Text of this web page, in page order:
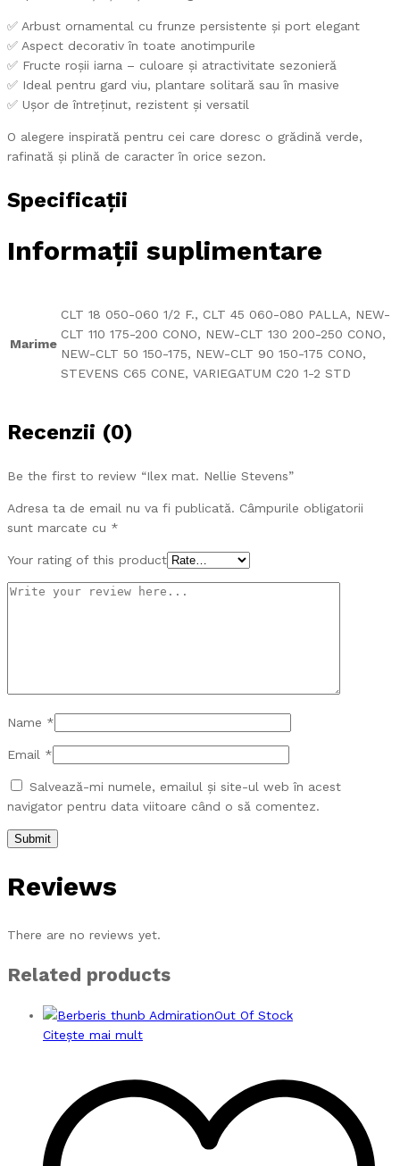
✅ Arbust ornamental cu frunze persistente și port elegant
✅ Aspect decorativ în toate anotimpurile
✅ Fructe roșii iarna – culoare și atractivitate sezonieră
✅ Ideal pentru gard viu, plantare solitară sau în masive
✅ Ușor de întreținut, rezistent și versatil
O alegere inspirată pentru cei care doresc o grădină verde,
rafinată și plină de caracter în orice sezon.
Specificații
Informații suplimentare
Marime
CLT 18 050-060 1/2 F., CLT 45 060-080 PALLA, NEW-
CLT 110 175-200 CONO, NEW-CLT 130 200-250 CONO,
NEW-CLT 50 150-175, NEW-CLT 90 150-175 CONO,
STEVENS C65 CONE, VARIEGATUM C20 1-2 STD
Recenzii (0)
Be the first to review “Ilex mat. Nellie Stevens”
Adresa ta de email nu va fi publicată. Câmpurile obligatorii
sunt marcate cu *
Your rating of this product
Name *
Email *
Salvează-mi numele, emailul și site-ul web în acest
navigator pentru data viitoare când o să comentez.
Reviews
There are no reviews yet.
Related products
Out Of Stock
Citește mai mult